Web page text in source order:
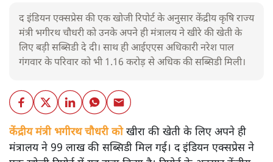
द इंडियन एक्सप्रेस की एक खोजी रिपोर्ट के अनुसार केंद्रीय कृषि राज्य
मंत्री भगीरथ चौधरी को उनके अपने ही मंत्रालय ने खीरे की खेती के
लिए बड़ी सब्सिडी दे दी। साथ ही आईएएस अधिकारी नरेश पाल
गंगवार के परिवार को भी 1.16 करोड़ से अधिक की सब्सिडी मिली।
केंद्रीय मंत्री भगीरथ चौधरी कोखीरा की खेती के लिए अपने ही
मंत्रालय ने 99 लाख की सब्सिडी मिल गई। द इंडियन एक्सप्रेस ने